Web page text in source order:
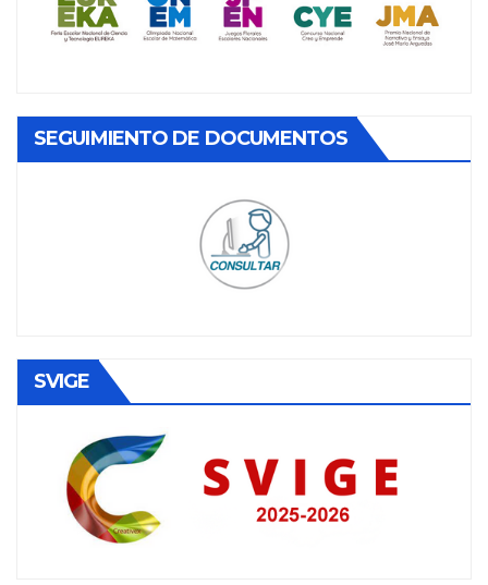
SEGUIMIENTO DE DOCUMENTOS
SVIGE